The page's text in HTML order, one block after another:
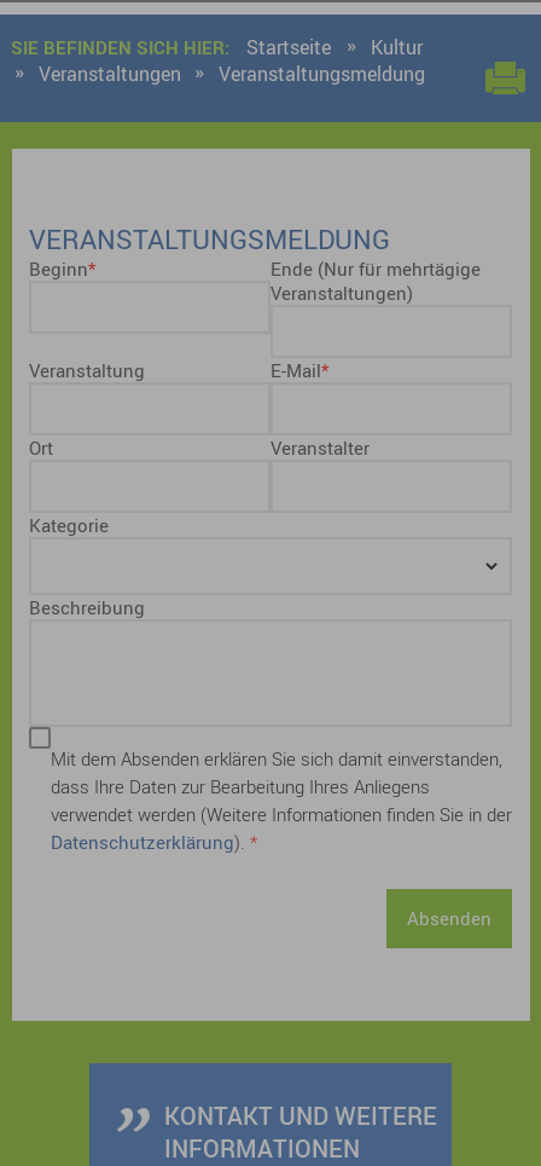
SIE BEFINDEN SICH HIER: Startseite
Kultur
Veranstaltungen
Veranstaltungsmeldung
VERANSTALTUNGSMELDUNG
Beginn
Ende (Nur für mehrtägige
Veranstaltungen)
Veranstaltung E-Mail
Ort Veranstalter
Kategorie
Beschreibung
Mit dem Absenden erklären Sie sich damit einverstanden,
dass Ihre Daten zur Bearbeitung Ihres Anliegens
verwendet werden (Weitere Informationen finden Sie in der
Datenschutzerklärung).
Absenden
KONTAKT UND WEITERE
INFORMATIONEN